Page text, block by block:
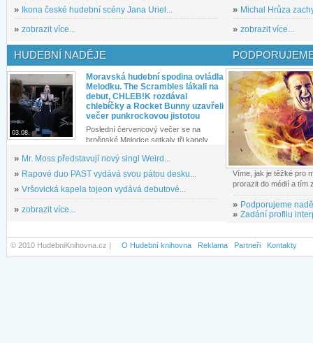
»
Ikona české hudební scény Jana Uriel...
» zobrazit více...
» Michal Hrůza
» zobrazit více...
HUDEBNÍ NADĚJE
03.08.
Moravská hudební spodina ovládla
Melodku. The Scrambles lákali na
debut, CHLEB!K rozdával
chlebíčky a Rocket Bunny uzavřeli
večer punkrockovou jistotou
Poslední červencový večer se na
brněnské Melodce setkaly tři kapely...
» Mr. Moss představují nový singl Weird...
» Rapové duo PAST vydává svou pátou desku...
» Vršovická kapela tojeon vydává debutové...
» zobrazit více...
Víme, jak je těžké pro
prorazit do médií a tím
» Podporujeme
» Zadání profilu
© 2010 HudebniKnihovna.cz | O Hudební knihovna Reklama Partneři Kontakty